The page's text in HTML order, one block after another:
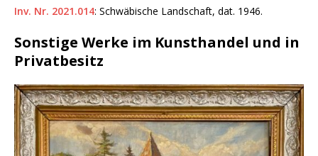
Inv. Nr. 2021.014: Schwäbische Landschaft, dat. 1946.
Sonstige Werke im Kunsthandel und in
Privatbesitz